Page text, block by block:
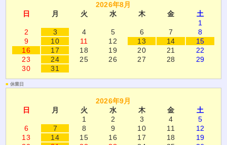
2026年8月
日
月 火 水 木 金
土
1
2
3 4 5 6 7
8
9
10 11 12 13 14
15
16
17 18 19 20 21
22
23
24 25 26 27 28
29
30
31
■ 休業日
2026年9月
日
月 火 水 木 金
土
1
2 3 4
5
6
7 8 9 10 11
12
13
14 15 16 17 18
19